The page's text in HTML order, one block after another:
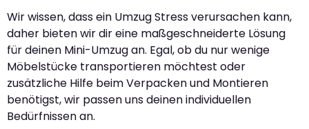
Wir wissen, dass ein Umzug Stress verursachen kann,
daher bieten wir dir eine maßgeschneiderte Lösung
für deinen Mini-Umzug an. Egal, ob du nur wenige
Möbelstücke transportieren möchtest oder
zusätzliche Hilfe beim Verpacken und Montieren
benötigst, wir passen uns deinen individuellen
Bedürfnissen an.